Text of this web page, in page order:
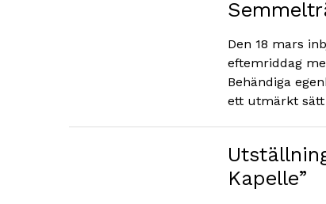
Den 18 mars
eftemriddag
Behändiga
ett utmärkt
Kapelle”